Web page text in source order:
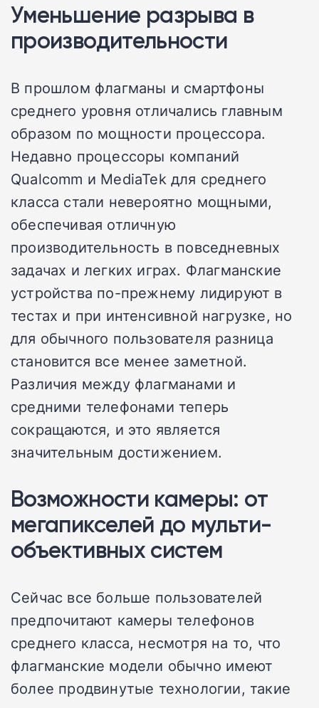
Уменьшение разрыва в
производительности
В прошлом флагманы и смартфоны
среднего уровня отличались главным
образом по мощности процессора.
Недавно процессоры компаний
Qualcomm и MediaTek для среднего
класса стали невероятно мощными,
обеспечивая отличную
производительность в повседневных
задачах и легких играх. Флагманские
устройства по-прежнему лидируют в
тестах и при интенсивной нагрузке, но
для обычного пользователя разница
становится все менее заметной.
Различия между флагманами и
средними телефонами теперь
сокращаются, и это является
значительным достижением.
Возможности камеры: от
мегапикселей до мульти-
объективных систем
Сейчас все больше пользователей
предпочитают камеры телефонов
среднего класса, несмотря на то, что
флагманские модели обычно имеют
более продвинутые технологии, такие